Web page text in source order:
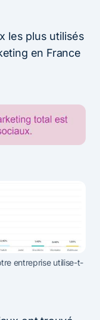
les plus utilisés
en France
entreprise utilise-t-